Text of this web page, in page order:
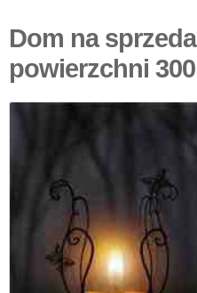
Dom na
powierzchni